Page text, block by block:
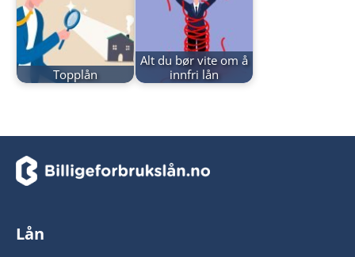
Topplån
Alt du bør vite om å
innfri lån
Lån